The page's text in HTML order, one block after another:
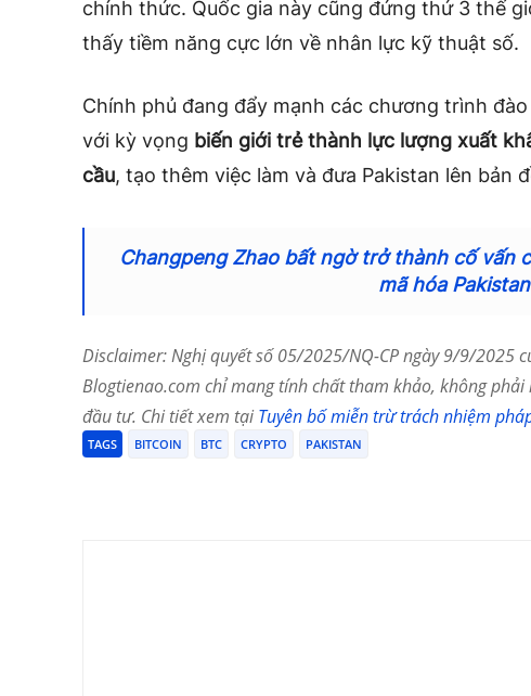
chính thức. Quốc gia này cũng đứng thứ 3 thế
thấy tiềm năng cực lớn về nhân lực kỹ thuật số.
Chính phủ đang đẩy mạnh các chương trình
với kỳ vọng biến giới trẻ thành lực lượng xuất
cầu, tạo thêm việc làm và đưa Pakistan lên bản
Changpeng Zhao bất ngờ trở thành cố vấn
mã hóa Pakistan
Disclaimer: Nghị quyết số 05/2025/NQ-CP ngày 9/9/2025
Blogtienao.com chỉ mang tính chất tham khảo, không
đầu tư. Chi tiết xem tạiTuyên bố miễn trừ trách nhiệm
TAGS BITCOIN BTC CRYPTO PAKISTAN